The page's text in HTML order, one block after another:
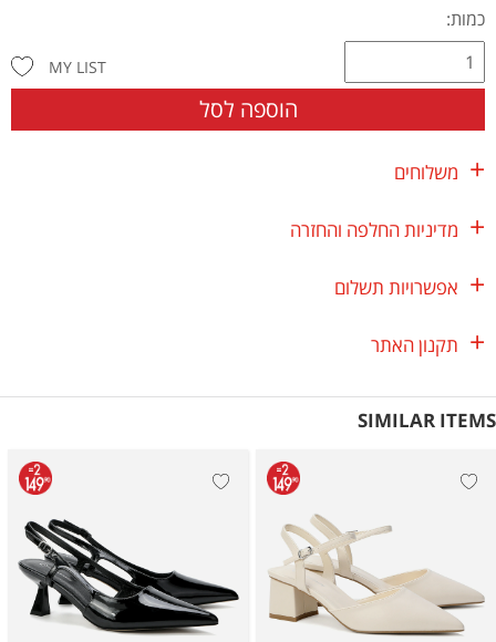
כמות:
הוספה לסל
MY LIST
משלוחים
מדיניות החלפה והחזרה
אפשרויות תשלום
תקנון האתר
SIMILAR ITEMS